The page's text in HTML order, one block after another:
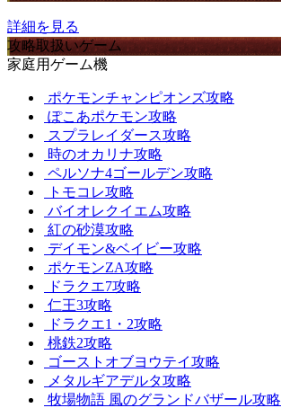
詳細を見る
攻略取扱いゲーム
家庭用ゲーム機
ポケモンチャンピオンズ攻略
ぽこあポケモン攻略
スプラレイダース攻略
時のオカリナ攻略
ペルソナ4ゴールデン攻略
トモコレ攻略
バイオレクイエム攻略
紅の砂漠攻略
デイモン&ベイビー攻略
ポケモンZA攻略
ドラクエ7攻略
仁王3攻略
ドラクエ1・2攻略
桃鉄2攻略
ゴーストオブヨウテイ攻略
メタルギアデルタ攻略
牧場物語 風のグランドバザール攻略